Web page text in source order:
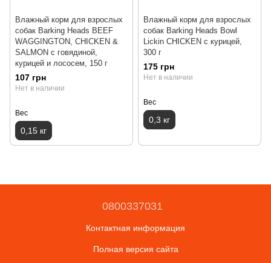
Влажный корм для взрослых
собак Barking Heads BEEF
WAGGINGTON, CHICKEN &
SALMON с говядиной,
курицей и лососем, 150 г
107 грн
Нет в наличии
Вес
0,15 кг
Влажный корм для взрослых
собак Barking Heads Bowl
Lickin CHICKEN с курицей,
300 г
175 грн
Нет в наличии
Вес
0,3 кг
0800337031
Контактная информация
Полная версия сайта